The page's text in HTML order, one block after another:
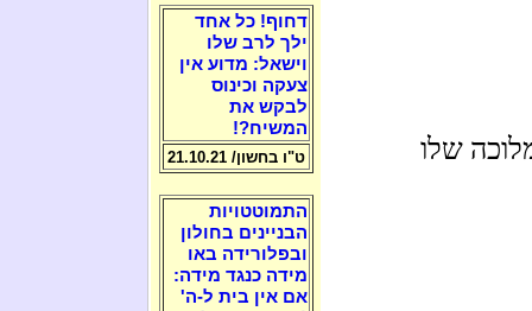
שלו
דחוף! כל אחד
ילך לרב שלו
וישאל: מדוע אין
צעקה וכינוס
לבקש את
המשיח?!
ט"ו בחשון/ 21.10.21
התמוטטויות
הבניינים בחולון
ובפלורידה באו
מידה כנגד מידה:
אם אין בית ל-ה'